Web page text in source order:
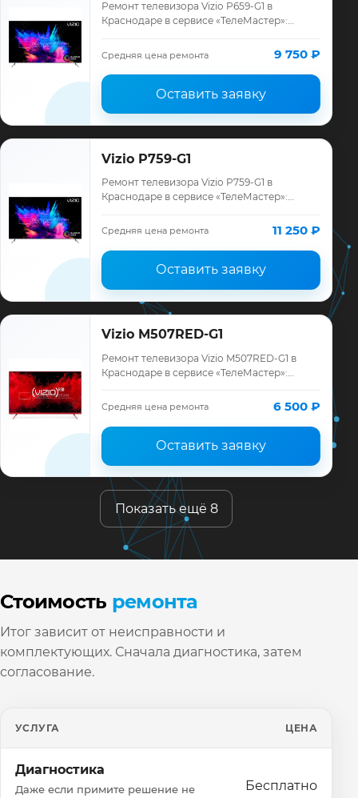
Ремонт телевизора Vizio P659-G1 в
Краснодаре в сервисе «ТелеМастер»:
ремонта, запчасти и гарантия до 12
месяцев.
Средняя цена ремонта 9 750 ₽
Оставить заявку
Vizio P759-G1
Ремонт телевизора Vizio P759-G1 в
Краснодаре в сервисе «ТелеМастер»:
ремонта, запчасти и гарантия до 12
Средняя цена ремонта 11 250 ₽
Оставить заявку
Vizio M507RED-G1
Ремонт телевизора Vizio M507RED-G1 в
Краснодаре в сервисе «ТелеМастер»:
ремонта, запчасти и гарантия до 12
месяцев.
Средняя цена ремонта 6 500 ₽
Оставить заявку
Показать ещё 8
Стоимость ремонта
Итог зависит от неисправности и
комплектующих. Сначала диагностика, затем
согласование.
УСЛУГА ЦЕНА
Диагностика
Даже если примите решение не
Бесплатно